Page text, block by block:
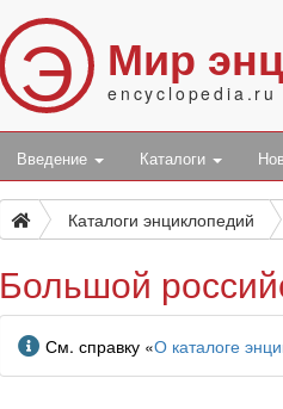
Э Мир
encyclopedia.ru
Введение Каталоги
Каталоги энциклопедий
Большой
Информация
См. справку «О каталоге